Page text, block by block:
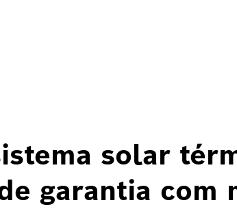
solar
garantia com